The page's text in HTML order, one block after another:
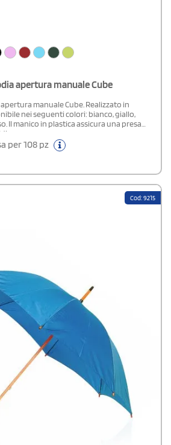
apertura manuale Cube
manuale Cube. Realizzato in
nei seguenti colori: bianco, giallo,
Il manico in plastica assicura una presa
per 108 pz
Cod: 9215